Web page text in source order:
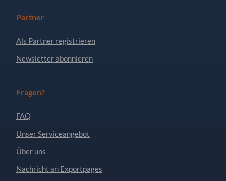
Partner
Als Partner registrieren
Newsletter abonnieren
Fragen?
FAQ
Unser Serviceangebot
Über uns
Nachricht an Exportpages